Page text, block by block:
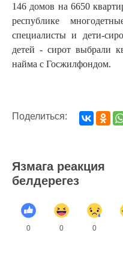
146 домов на 6650
республике
специалисты и дети-
детей - сирот выбрали
найма с Госжилфондом.
Поделиться:
Язмага реакция
белдерегез
0 0 0